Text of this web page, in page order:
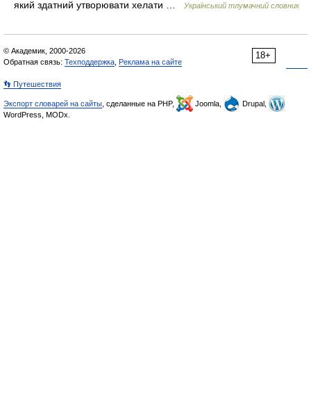
який здатний утворювати хелати …
Український тлумачний словник
18+
© Академик, 2000-2026
Обратная связь: Техподдержка Реклама на сайте
👣 Путешествия
Экспорт словарей на сайты , сделанные на PHP, Joomla,
Drupal,
WordPress, MODx.